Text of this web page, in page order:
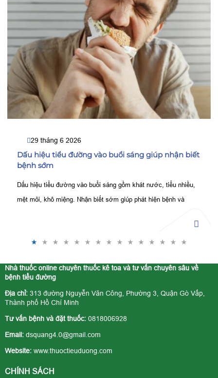
29 tháng 6 2026
Dấu hiệu tiểu đường vào buổi sáng giúp nhận biết
bệnh sớm
Dấu hiệu tiểu đường vào buổi sáng gồm khát nước, tiểu nhiều,
mệt mỏi, khô miệng. Nhận biết sớm giúp phát hiện bệnh và
Nhà thuốc online chuyên thuốc kê toa và tư vấn chuyên sâu về
bệnh tiểu đường
Địa chỉ: 313 đường Nguyễn Văn Công, Phường 3, Quận Gò Vấp,
Thành phố Hồ Chí Minh
Tư vấn bệnh và đặt thuốc: 0818006928
Email: dsquang4.0@gmail.com
Website: www.thuoctieuduong.com
CHÍNH SÁCH